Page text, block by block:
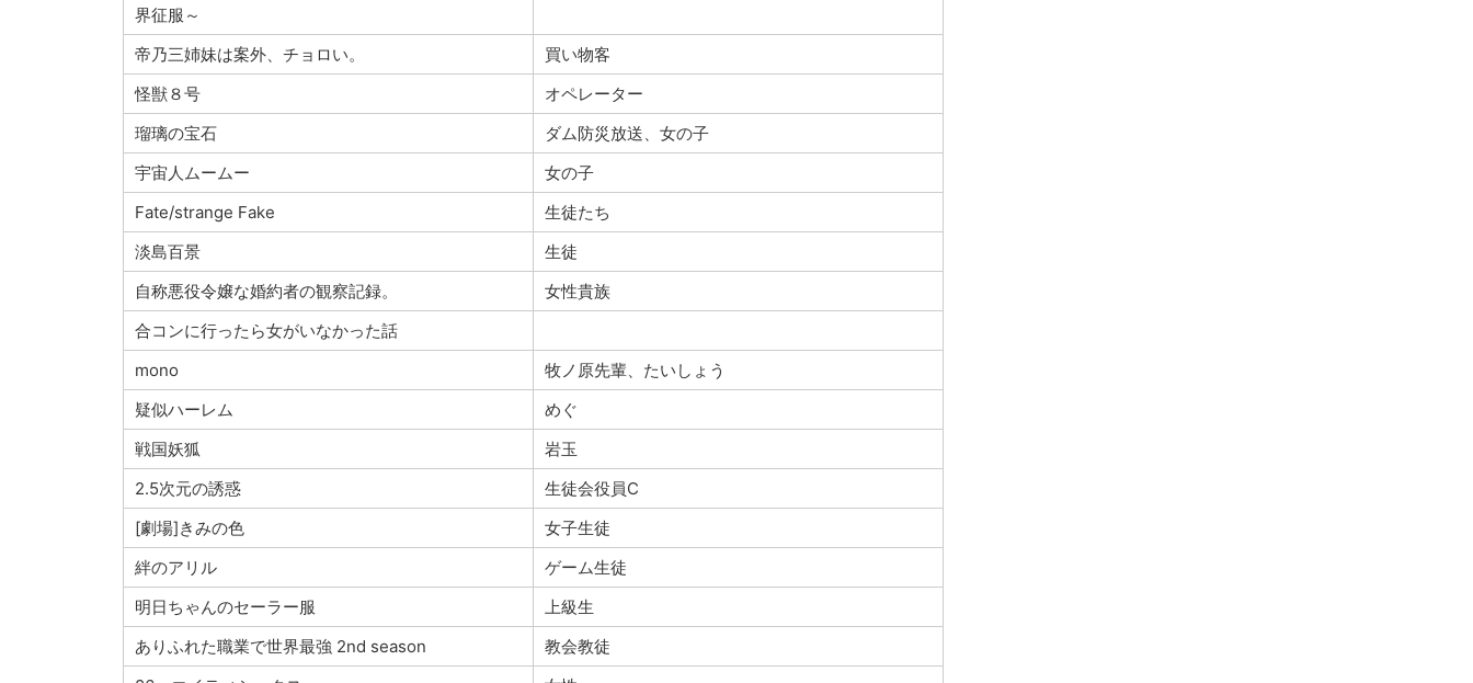
界征服～
帝乃三姉妹は案外、チョロい。
買い物客
怪獣８号
オペレーター
瑠璃の宝石
ダム防災放送、女の子
宇宙人ムームー
女の子
Fate/strange Fake
生徒たち
淡島百景
生徒
自称悪役令嬢な婚約者の観察記録。
女性貴族
合コンに行ったら女がいなかった話
mono
牧ノ原先輩、たいしょう
疑似ハーレム
めぐ
戦国妖狐
岩玉
2.5次元の誘惑
生徒会役員C
[劇場]きみの色
女子生徒
絆のアリル
ゲーム生徒
明日ちゃんのセーラー服
上級生
ありふれた職業で世界最強 2nd season
教会教徒